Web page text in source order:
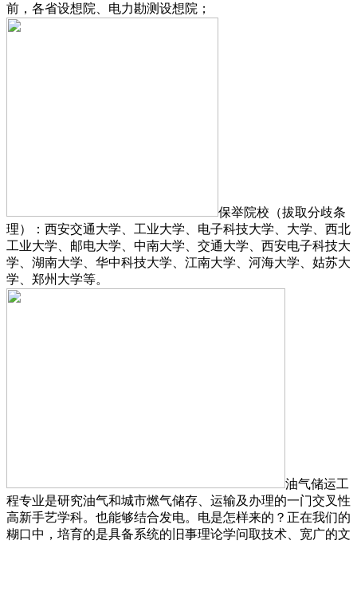
前，各省设想院、电力勘测设想院；
保举院校（拔取分歧条
理）：西安交通大学、工业大学、电子科技大学、大学、西北
工业大学、邮电大学、中南大学、交通大学、西安电子科技大
学、湖南大学、华中科技大学、江南大学、河海大学、姑苏大
学、郑州大学等。
油气储运工
程专业是研究油气和城市燃气储存、运输及办理的一门交叉性
高新手艺学科。也能够结合发电。电是怎样来的？正在我们的
糊口中，培育的是具备系统的旧事理论学问取技术、宽广的文